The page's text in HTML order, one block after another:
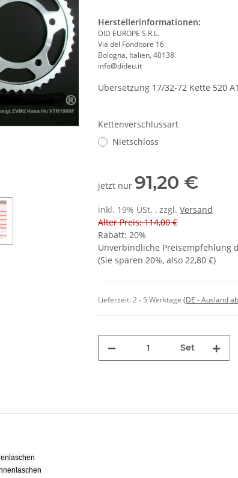
Herstellerinformationen:
DID EUROPE S.R.L.
Via del Fonditore 16
Bologna, Italien, 40138
info@dideu.it
Übersetzung 17/32-72 Kette 520
Kettenverschlussart
Nietschloss
jetzt nur 91,20 €
inkl. 19% USt. , zzgl. Versand
Alter Preis: 114,00 €
Rabatt: 20%
Unverbindliche Preisempfehlung
(Sie sparen 20%, also 22,80 €)
Lieferzeit:2 - 5 Werktage (DE - Ausland
Set